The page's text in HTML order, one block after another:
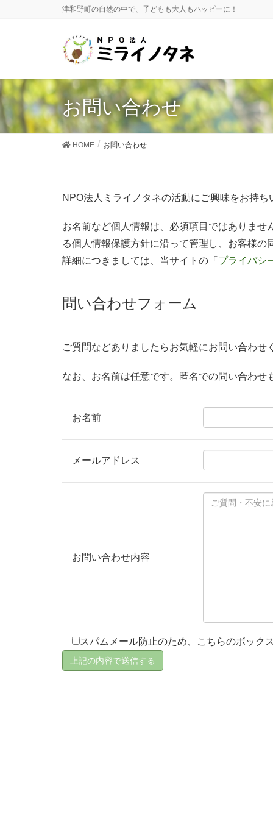
津和野町の自然の中で、子どもも大人もハッピーに！
お問い合わせ
HOME お問い合わせ
NPO法人ミライノタネの活動にご興味をお持ち
お名前など個人情報は、必須項目ではありま
る個人情報保護方針に沿って管理し、お客様の
詳細につきましては、当サイトの「 プライバシ
問い合わせフォーム
ご質問などありましたらお気軽にお問い合わせ
なお、お名前は任意です。匿名での問い合わせ
お名前
メールアドレス
お問い合わせ内容
スパムメール防止のため、こちらのボック